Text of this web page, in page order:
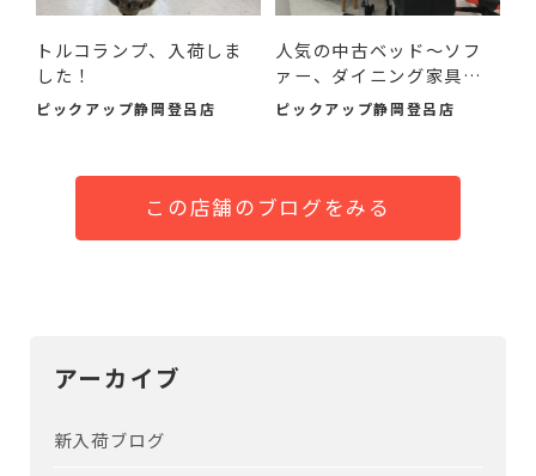
トルコランプ、入荷しま
した！
ピックアップ静岡登呂店
人気の中古ベッド～ソフ
ァー、ダイニング家具ま
で...
ピックアップ静岡登呂店
この店舗のブログをみる
アーカイブ
新入荷ブログ